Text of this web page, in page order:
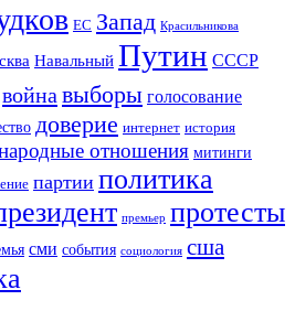
ЕС Запад Красильникова
Навальный Путин СССР
война выборы голосование
доверие интернет история
отношения митинги
партии политика
премьер протесты
сми события социология сша